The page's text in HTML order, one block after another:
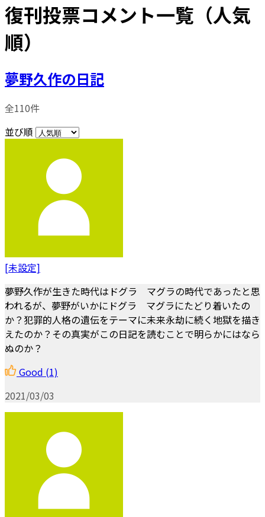
復刊投票コメント一覧（人気
順）
夢野久作の日記
全110件
並び順
[未設定]
夢野久作が生きた時代はドグラ マグラの時代であったと思
われるが、夢野がいかにドグラ マグラにたどり着いたの
か？犯罪的人格の遺伝をテーマに未来永劫に続く地獄を描き
えたのか？その真実がこの日記を読むことで明らかにはなら
ぬのか？
Good (1)
2021/03/03